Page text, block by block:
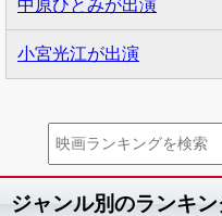
中原ひとみが出演
小宮光江が出演
ジャンル別のランキン